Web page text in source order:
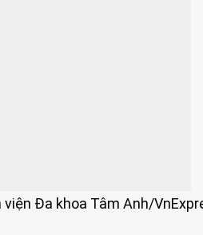
viện Đa khoa Tâm Anh/